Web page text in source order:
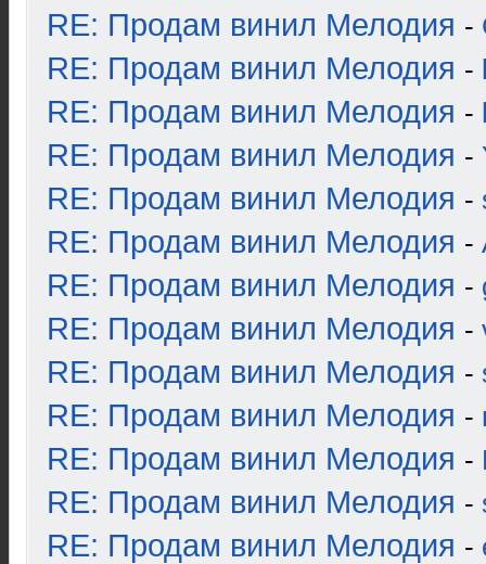
RE: Продам винил Мелодия -
RE: Продам винил Мелодия -
RE: Продам винил Мелодия -
RE: Продам винил Мелодия -
RE: Продам винил Мелодия -
RE: Продам винил Мелодия -
RE: Продам винил Мелодия -
RE: Продам винил Мелодия -
RE: Продам винил Мелодия -
RE: Продам винил Мелодия -
RE: Продам винил Мелодия -
RE: Продам винил Мелодия -
RE: Продам винил Мелодия -